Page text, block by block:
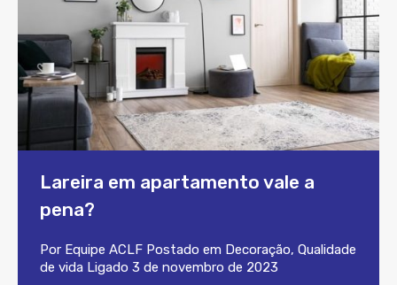
Lareira em apartamento vale a
pena?
Por Equipe ACLF Postado em Decoração, Qualidade
de vida Ligado 3 de novembro de 2023